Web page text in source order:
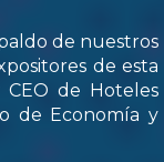
de nuestros
de esta
CEO de Hoteles
de Economía y